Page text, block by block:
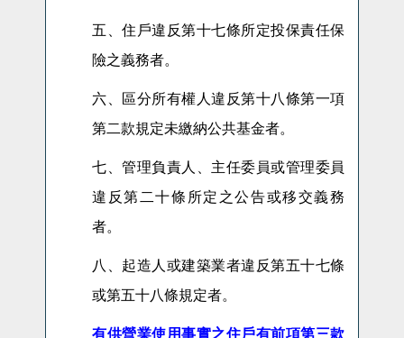
五、住戶違反第十七條所定投保責任保
險之義務者。
六、區分所有權人違反第十八條第一項
第二款規定未繳納公共基金者。
七、管理負責人、主任委員或管理委員
違反第二十條所定之公告或移交義務
者。
八、起造人或建築業者違反第五十七條
或第五十八條規定者。
有供營業使用事實之住戶有前項第三款